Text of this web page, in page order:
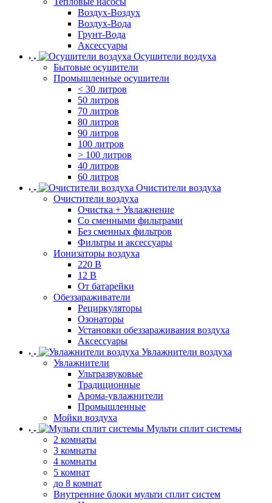
Воздух-Воздух
Воздух-Вода
Грунт-Вода
Аксессуары
Осушители воздуха
Бытовые осушители
Промышленные осушители
< 30 литров
50 литров
70 литров
80 литров
90 литров
100 литров
> 100 литров
40 литров
60 литров
Очистители воздуха
Очистители воздуха
Очистка + Увлажнение
Cо сменными фильтрами
Без сменных фильтров
Фильтры и аксессуары
Ионизаторы воздуха
220 В
12 В
От батарейки
Обеззараживатели
Рециркуляторы
Озонаторы
Установки обеззараживания воздуха
Аксессуары
Увлажнители воздуха
Увлажнители
Ультразвуковые
Традиционные
Арома-увлажнители
Промышленные
Мойки воздуха
Мульти сплит системы
2 комнаты
3 комнаты
4 комнаты
5 комнат
до 8 комнат
Внутренние блоки мульти сплит систем